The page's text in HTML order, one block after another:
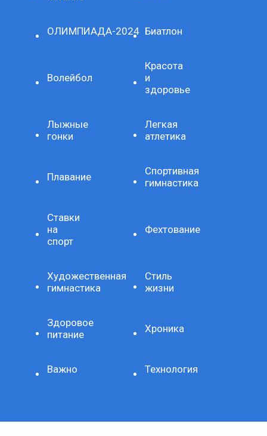
ОЛИМПИАДА-2024 Биатлон
Волейбол
Красота
и
здоровье
Лыжные
гонки
Легкая
атлетика
Плавание
Спортивная
гимнастика
Ставки
на
спорт
Фехтование
Художественная
гимнастика
Стиль
жизни
Здоровое
питание
Хроника
Важно Технология